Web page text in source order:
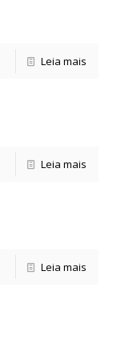
Leia mais
Leia mais
Leia mais